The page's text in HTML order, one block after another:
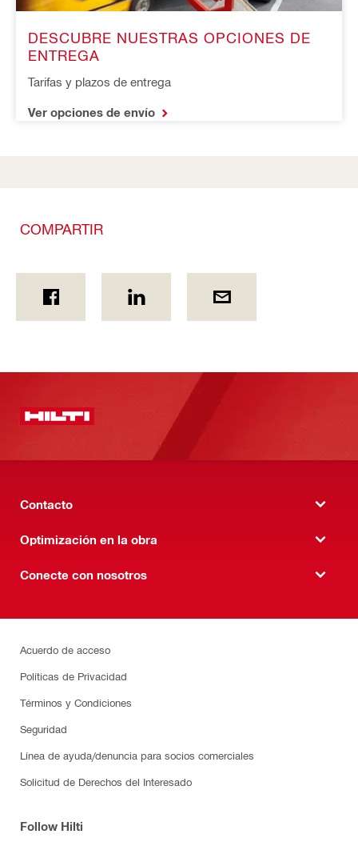
DESCUBRE NUESTRAS OPCIONES DE
ENTREGA
Tarifas y plazos de entrega
Ver opciones de envío
COMPARTIR
Contacto
Optimización en la obra
Conecte con nosotros
Acuerdo de acceso
Políticas de Privacidad
Términos y Condiciones
Seguridad
Línea de ayuda/denuncia para socios comerciales
Solicitud de Derechos del Interesado
Follow Hilti